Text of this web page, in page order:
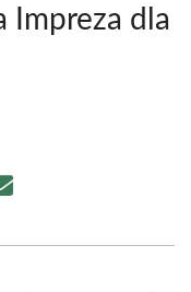
Impreza dla